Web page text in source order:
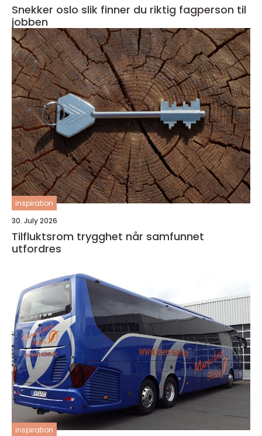
Snekker oslo slik finner du riktig fagperson til
jobben
inspiration
30. July 2026
Tilfluktsrom trygghet når samfunnet
utfordres
inspiration